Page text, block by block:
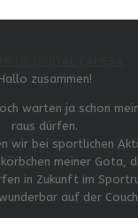
zusammen!
warten ja schon
raus dürfen.
wir bei sportlichen
meiner Gota,
in Zukunft im
auf der